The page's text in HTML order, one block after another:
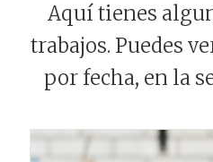
Aquí tienes
trabajos. Puedes
por fecha, en la